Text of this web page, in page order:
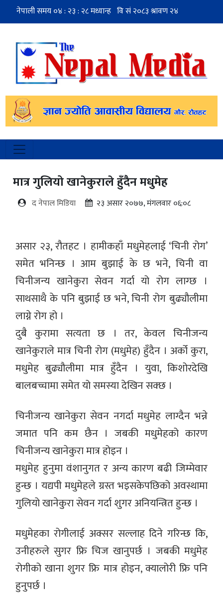
मात्र गुलियो खानेकुराले हुँदैन मधुमेह
द नेपाल मिडिया २३ असार २०७७, मंगलवार ०६:०८
असार २३, रौतहट । हामीकहाँ मधुमेहलाई ‘चिनी रोग’
समेत भनिन्छ । आम बुझाई के छ भने, चिनी वा
चिनीजन्य खानेकुरा सेवन गर्दा यो रोग लाग्छ ।
साथसाथै के पनि बुझाई छ भने, चिनी रोग बुढ्यौलीमा
लाग्ने रोग हो ।
दुबै कुरामा सत्यता छ । तर, केवल चिनीजन्य
खानेकुराले मात्र चिनी रोग (मधुमेह) हुँदैन । अर्को कुरा,
मधुमेह बुढ्यौलीमा मात्र हुँदैन । युवा, किशोरदेखि
बालबच्चामा समेत यो समस्या देखिन सक्छ ।
चिनीजन्य खानेकुरा सेवन नगर्दा मधुमेह लाग्दैन भन्ने
जमात पनि कम छैन । जबकी मधुमेहको कारण
चिनीजन्य खानेकुरा मात्र होइन ।
मधुमेह हुनुमा वंशानुगत र अन्य कारण बढी जिम्मेवार
हुन्छ । यद्यपी मधुमेहले ग्रस्त भइसकेपछिको अवस्थामा
गुलियो खानेकुरा सेवन गर्दा शुगर अनियन्त्रित हुन्छ ।
मधुमेहका रोगीलाई अक्सर सल्लाह दिने गरिन्छ कि,
उनीहरुले सुगर फ्रि चिज खानुपर्छ । जबकी मधुमेह
रोगीको खाना शुगर फ्रि मात्र होइन, क्यालोरी फ्रि पनि
हुनुपर्छ ।